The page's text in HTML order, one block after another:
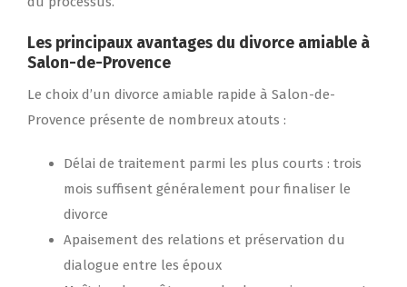
Les principaux avantages du divorce amiable à
Salon-de-Provence
Le choix d’un divorce amiable rapide à Salon-de-
Provence présente de nombreux atouts :
Délai de traitement parmi les plus courts : trois
mois suffisent généralement pour finaliser le
divorce
Apaisement des relations et préservation du
dialogue entre les époux